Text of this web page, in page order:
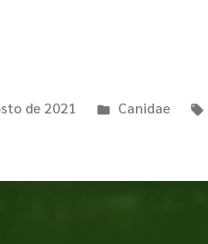
de 2021 Canidae